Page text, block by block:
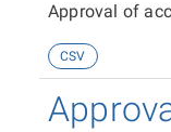
Approval of
CSV